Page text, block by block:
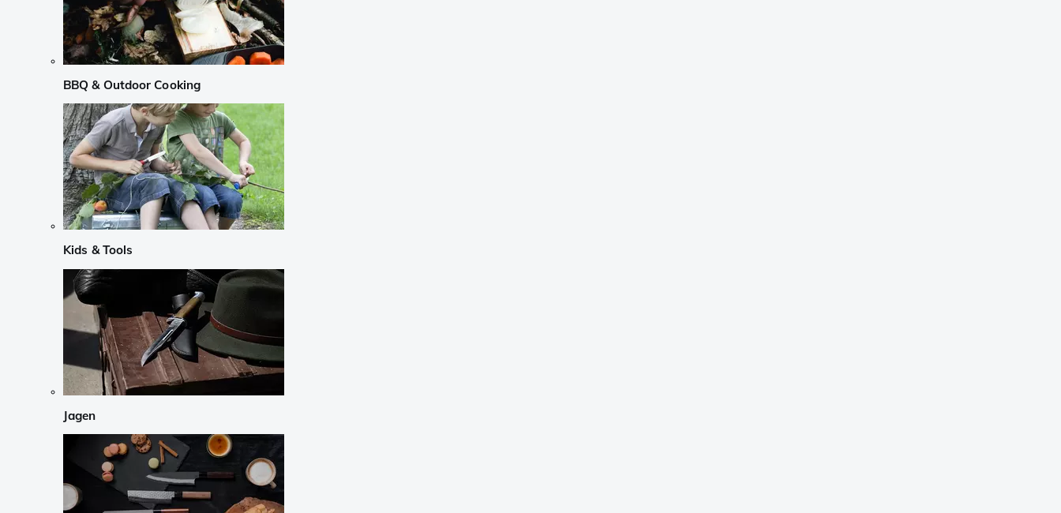
BBQ & Outdoor Cooking
Kids & Tools
Jagen